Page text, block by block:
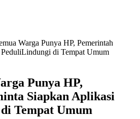
Warga Punya HP, Pemerintah
di Tempat Umum
Punya HP,
Siapkan Aplikasi
Tempat Umum